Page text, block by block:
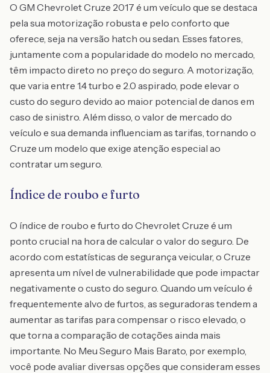
O GM Chevrolet Cruze 2017 é um veículo que se destaca
pela sua motorização robusta e pelo conforto que
oferece, seja na versão hatch ou sedan. Esses fatores,
juntamente com a popularidade do modelo no mercado,
têm impacto direto no preço do seguro. A motorização,
que varia entre 1.4 turbo e 2.0 aspirado, pode elevar o
custo do seguro devido ao maior potencial de danos em
caso de sinistro. Além disso, o valor de mercado do
veículo e sua demanda influenciam as tarifas, tornando o
Cruze um modelo que exige atenção especial ao
contratar um seguro.
Índice de roubo e furto
O índice de roubo e furto do Chevrolet Cruze é um
ponto crucial na hora de calcular o valor do seguro. De
acordo com estatísticas de segurança veicular, o Cruze
apresenta um nível de vulnerabilidade que pode impactar
negativamente o custo do seguro. Quando um veículo é
frequentemente alvo de furtos, as seguradoras tendem a
aumentar as tarifas para compensar o risco elevado, o
que torna a comparação de cotações ainda mais
importante. No Meu Seguro Mais Barato, por exemplo,
você pode avaliar diversas opções que consideram esses